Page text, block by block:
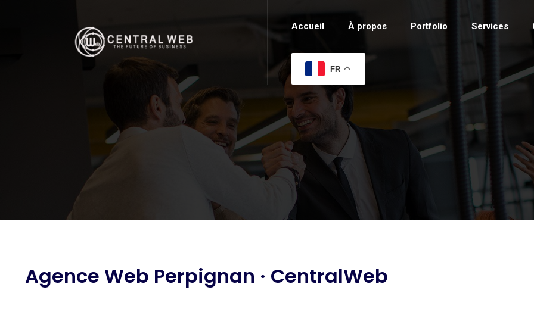
Accueil À propos Portfolio Services
FR
Agence Web Perpignan · CentralWeb